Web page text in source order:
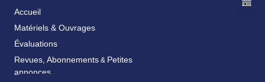
Accueil
Matériels & Ouvrages
Évaluations
Revues, Abonnements & Petites
annonces